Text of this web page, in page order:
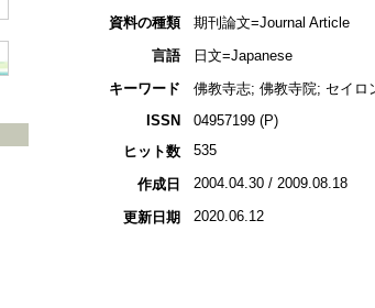
資料の種類
期刊論文=Journal Article
言語
日文=Japanese
キーワード
佛教寺志; 佛教寺院; セイロ
ISSN
04957199 (P)
ヒット数
535
作成日 2004.04.30 / 2009.08.18
更新日期 2020.06.12